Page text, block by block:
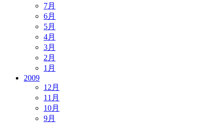
7月
6月
5月
4月
3月
2月
1月
2009
12月
11月
10月
9月